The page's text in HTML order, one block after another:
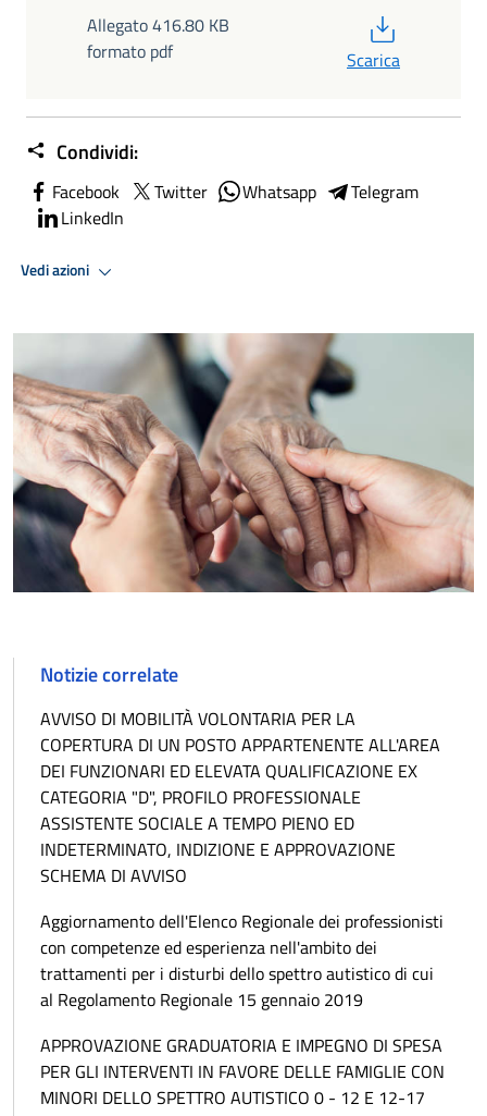
Allegato 416.80 KB
formato pdf
Scarica
Condividi:
Facebook Twitter Whatsapp
Telegram
LinkedIn
Vedi azioni
Notizie correlate
AVVISO DI MOBILITÀ VOLONTARIA PER LA
COPERTURA DI UN POSTO APPARTENENTE ALL'AREA
DEI FUNZIONARI ED ELEVATA QUALIFICAZIONE EX
CATEGORIA "D", PROFILO PROFESSIONALE
ASSISTENTE SOCIALE A TEMPO PIENO ED
INDETERMINATO, INDIZIONE E APPROVAZIONE
SCHEMA DI AVVISO
Aggiornamento dell'Elenco Regionale dei professionisti
con competenze ed esperienza nell'ambito dei
trattamenti per i disturbi dello spettro autistico di cui
al Regolamento Regionale 15 gennaio 2019
APPROVAZIONE GRADUATORIA E IMPEGNO DI SPESA
PER GLI INTERVENTI IN FAVORE DELLE FAMIGLIE CON
MINORI DELLO SPETTRO AUTISTICO 0 - 12 E 12-17